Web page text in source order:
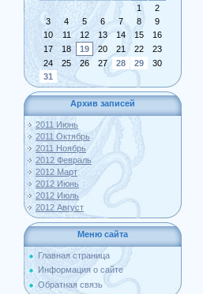
1
2
3
4 5 6 7 8
9
10
11 12 13 14 15
16
17
18 19 20 21 22
23
24
25 26 27 28 29
30
31
Архив записей
2011 Июнь
2011 Октябрь
2011 Ноябрь
2012 Февраль
2012 Март
2012 Июнь
2012 Июль
2012 Август
Меню сайта
Главная страница
Информация о сайте
Обратная связь